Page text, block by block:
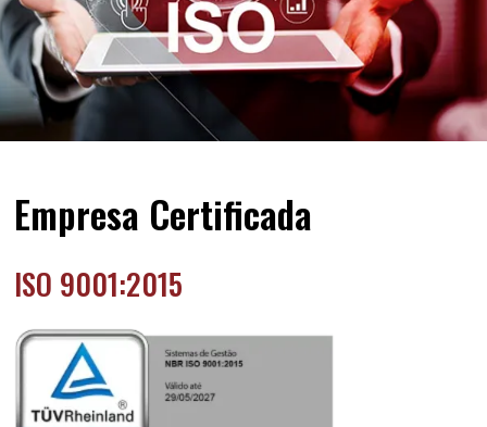
Empresa Certificada
ISO 9001:2015